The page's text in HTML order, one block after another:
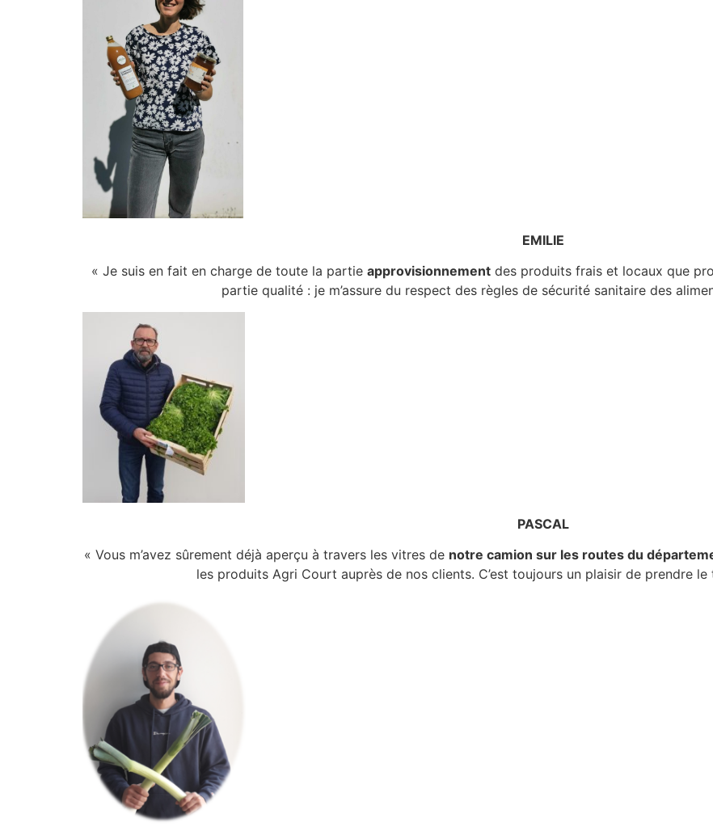
EMILIE
« Je suis en fait en charge de toute la partie approvisionnementdes produits frais et locaux que
partie qualité : je m’assure du respect des règles de sécurité sanitaire des
PASCAL
« Vous m’avez sûrement déjà aperçu à travers les vitres de notre camion sur les routes du
les produits Agri Court auprès de nos clients. C’est toujours un plaisir de prendre le